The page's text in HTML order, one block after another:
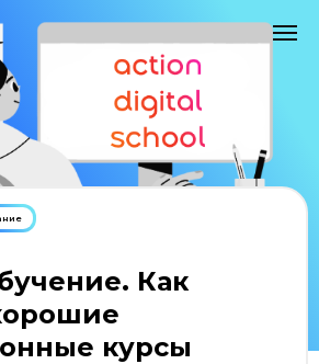
Как
курсы